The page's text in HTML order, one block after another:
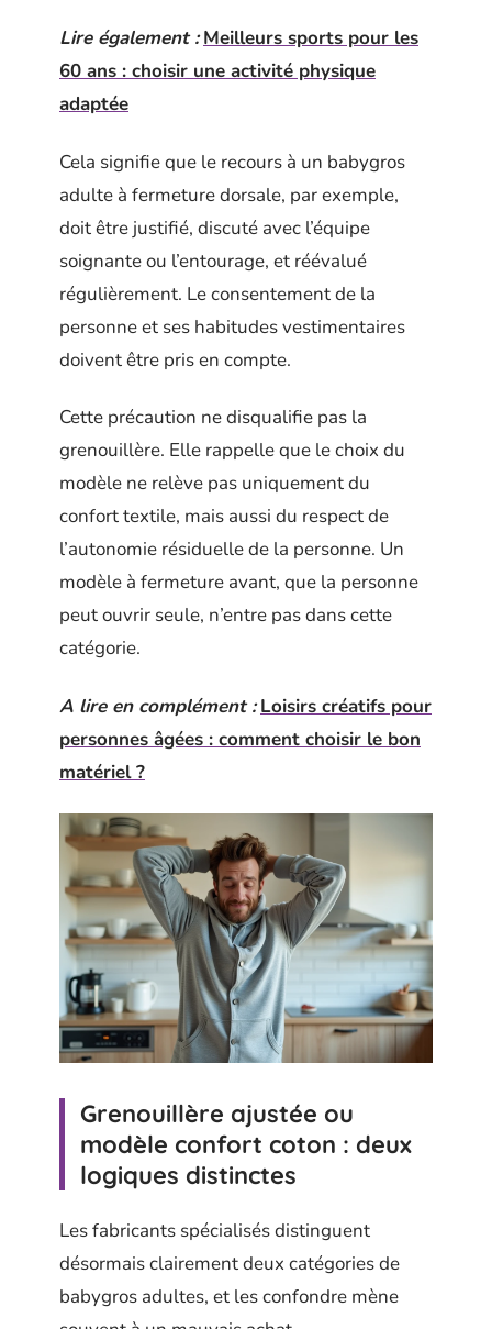
Lire également : Meilleurs sports pour les
60 ans : choisir une activité physique
adaptée
Cela signifie que le recours à un babygros
adulte à fermeture dorsale, par exemple,
doit être justifié, discuté avec l’équipe
soignante ou l’entourage, et réévalué
régulièrement. Le consentement de la
personne et ses habitudes vestimentaires
doivent être pris en compte.
Cette précaution ne disqualifie pas la
grenouillère. Elle rappelle que le choix du
modèle ne relève pas uniquement du
confort textile, mais aussi du respect de
l’autonomie résiduelle de la personne. Un
modèle à fermeture avant, que la personne
peut ouvrir seule, n’entre pas dans cette
catégorie.
A lire en complément : Loisirs créatifs pour
personnes âgées : comment choisir le bon
matériel ?
Grenouillère ajustée ou
modèle confort coton : deux
logiques distinctes
Les fabricants spécialisés distinguent
désormais clairement deux catégories de
babygros adultes, et les confondre mène